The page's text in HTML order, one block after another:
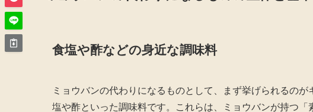
食塩や酢などの身近な調味料
ミョウバンの代わりになるものとして、まず挙げられるの
塩や酢といった調味料です。これらは、ミョウバンが持つ